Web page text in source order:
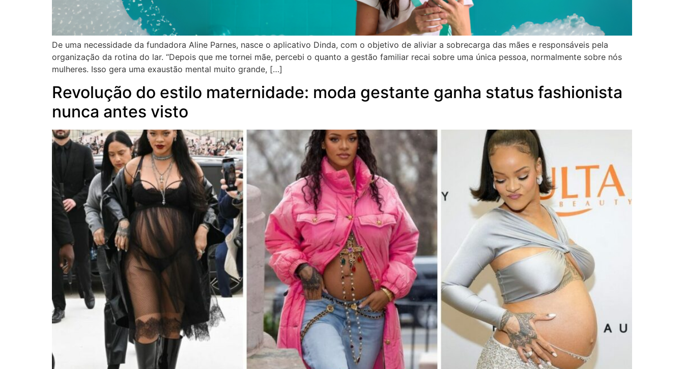
De uma necessidade da fundadora Aline Parnes, nasce o aplicativo Dinda, com o objetivo de aliviar a sobrecarga das mães e responsáveis pela
organização da rotina do lar. “Depois que me tornei mãe, percebi o quanto a gestão familiar recai sobre uma única pessoa, normalmente sobre nós
mulheres. Isso gera uma exaustão mental muito grande, […]
Revolução do estilo maternidade: moda gestante ganha status fashionista
nunca antes visto